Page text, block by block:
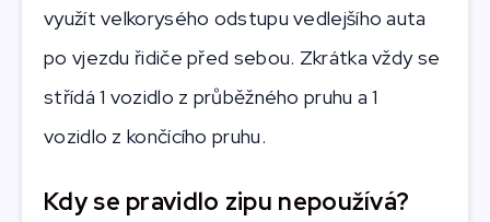
využít velkorysého odstupu vedlejšího auta
po vjezdu řidiče před sebou. Zkrátka vždy se
střídá 1 vozidlo z průběžného pruhu a 1
vozidlo z končícího pruhu.
Kdy se pravidlo zipu nepoužívá?